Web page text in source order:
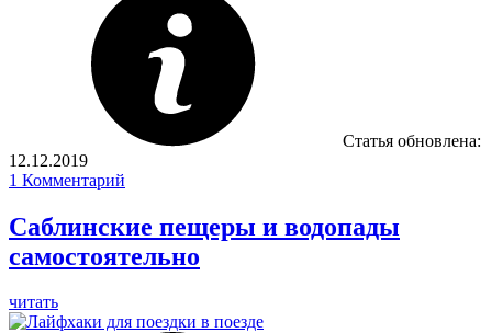
Статья обновлена:
12.12.2019
1 Комментарий
Саблинские пещеры и водопады
самостоятельно
читать